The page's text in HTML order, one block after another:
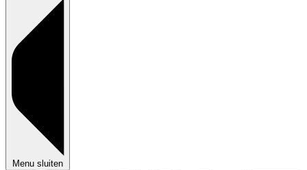
Menu sluiten